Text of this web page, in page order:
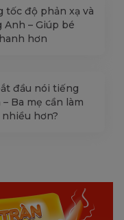
tốc độ phản xạ và
– Giúp bé
hơn
đầu nói tiếng
Ba mẹ cần làm
hơn?